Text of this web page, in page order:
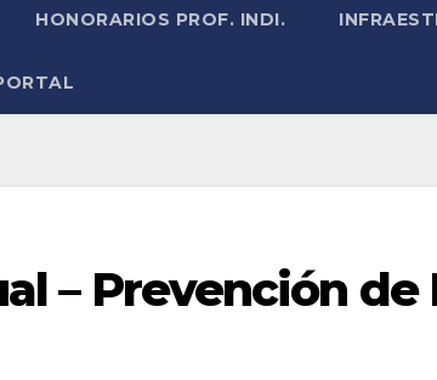
HONORARIOS PROF. INDI.
– Prevención de